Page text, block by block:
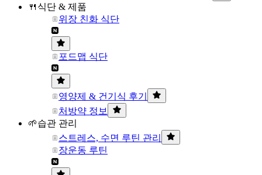
🍴식단 & 제품
위장 친화 식단
포드맵 식단
영양제 & 건기식 후기
처방약 정보
🌱습관 관리
스트레스, 수면 루틴 관리
장운동 루틴